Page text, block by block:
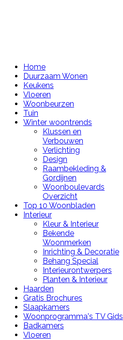
Home
Duurzaam Wonen
Keukens
Vloeren
Woonbeurzen
Tuin
Winter woontrends
Klussen en
Verbouwen
Verlichting
Design
Raambekleding &
Gordijnen
Woonboulevards
Overzicht
Top 10 Woonbladen
Interieur
Kleur & Interieur
Bekende
Woonmerken
Inrichting & Decoratie
Behang Special
Interieurontwerpers
Planten & Interieur
Haarden
Gratis Brochures
Slaapkamers
Woonprogramma's TV Gids
Badkamers
Vloeren